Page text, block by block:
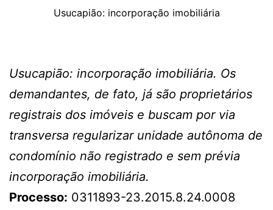
Usucapião: incorporação imobiliária
Usucapião: incorporação imobiliária. Os
demandantes, de fato, já são proprietários
registrais dos imóveis e buscam por via
transversa regularizar unidade autônoma de
condomínio não registrado e sem prévia
incorporação imobiliária.
Processo: 0311893-23.2015.8.24.0008